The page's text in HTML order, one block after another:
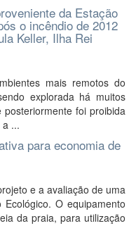
da Estação
o incêndio de 2012
Keller, Ilha Rei
mais remotos do
explorada há muitos
foi proibida
...
para economia de
e a avaliação de uma
O equipamento
da praia, para utilização